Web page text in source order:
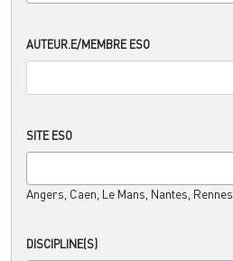
AUTEUR.E/MEMBRE ESO
SITE ESO
Angers, Caen, Le Mans, Nantes, Rennes
DISCIPLINE(S)